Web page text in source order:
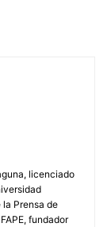
licenciado
Prensa de
fundador